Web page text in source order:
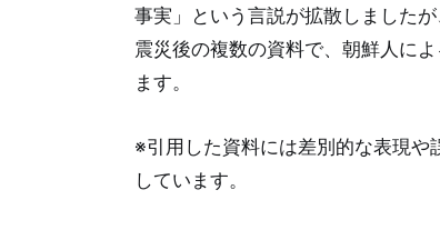
事実」という言説が拡散しました
震災後の複数の資料で、朝鮮人に
ます。
※引用した資料には差別的な表現
しています。